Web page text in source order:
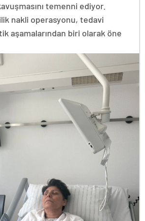
temenni ediyor.
nakli operasyonu, tedavi
aşamalarından biri olarak öne